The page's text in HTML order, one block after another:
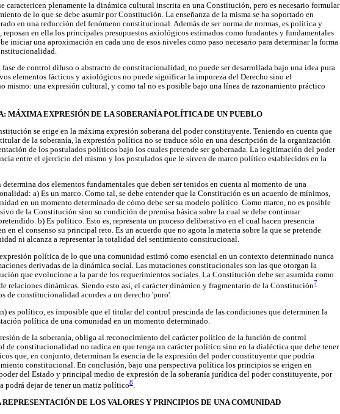
caractericen plenamente la dinámica cultural inscrita en una Constitución, pero es necesario formular
de lo que se debe asumir por Constitución. La enseñanza de la misma se ha soportado en
en una reducción del fenómeno constitucional. Además de ser norma de normas, es política y
reposan en ella los principales presupuestos axiológicos estimados como fundantes y fundamentales
iniciar una aproximación en cada uno de esos niveles como paso necesario para determinar la forma
de control difuso o abstracto de constitucionalidad, no puede ser desarrollada bajo una idea pura
elementos fácticos y axiológicos no puede significar la impureza del Derecho sino el
mismo: una expresión cultural, y como tal no es posible bajo una línea de razonamiento práctico
MÁXIMA EXPRESIÓN DE LA SOBERANÍA POLÍTICA DE UN PUEBLO
se erige en la máxima expresión soberana del poder constituyente. Teniendo en cuenta que
de la soberanía, la expresión política no se traduce sólo en una descripción de la organización
de los postulados políticos bajo los cuales pretende ser gobernada. La legitimación del poder
entre el ejercicio del mismo y los postulados que le sirven de marco político establecidos en la
dos elementos fundamentales que deben ser tenidos en cuenta al momento de una
a) Es un marco. Como tal, se debe entender que la Constitución es un acuerdo de mínimos,
en un momento determinado de cómo debe ser su modelo político. Como marco, no es posible
de la Constitución sino su condición de premisa básica sobre la cual se debe continuar
b) Es político. Esto es, representa un proceso deliberativo en el cual hacen presencia
en el consenso su principal reto. Es un acuerdo que no agota la materia sobre la que se pretende
ni alcanza a representar la totalidad del sentimiento constitucional.
política de lo que una comunidad estimó como esencial en un contexto determinado nunca
derivadas de la dinámica social. Las mutaciones constitucionales son las que otorgan la
que evolucione a la par de los requerimientos sociales. La Constitución debe ser asumida como
relaciones dinámicas. Siendo esto así, el carácter dinámico y fragmentario de la Constitución7
de constitucionalidad acordes a un derecho 'puro'.
es político, es imposible que el titular del control prescinda de las condiciones que determinen la
política de una comunidad en un momento determinado.
de la soberanía, obliga al reconocimiento del carácter político de la función de control
constitucionalidad no radica en que tenga un carácter político sino en la dialéctica que debe tener
que, en conjunto, determinan la esencia de la expresión del poder constituyente que podría
constitucional. En conclusión, bajo una perspectiva política los principios se erigen en
del Estado y principal medio de expresión de la soberanía jurídica del poder constituyente, por
podrá dejar de tener un matiz político8.
DE LOS VALORES Y PRINCIPIOS DE UNA COMUNIDAD